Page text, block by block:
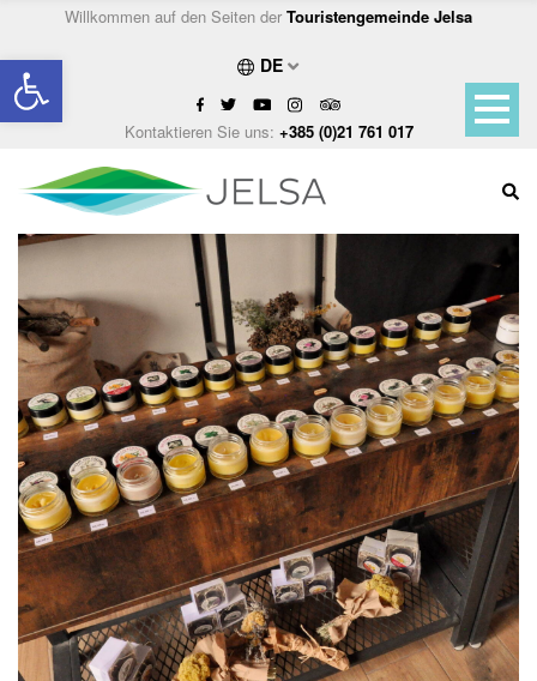
Open toolbar
Willkommen auf den Seiten der Touristengemeinde Jelsa
DE
Kontaktieren Sie uns: +385 (0)21 761 017